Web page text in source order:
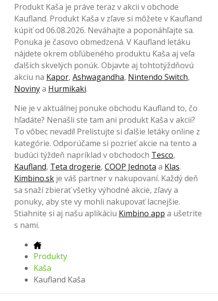
Produkt Kaša je práve teraz v akcii v obchode
Kaufland. Produkt Kaša v zľave si môžete v Kaufland
kúpiť od 06.08.2026. Neváhajte a poponáhľajte sa.
Ponuka je časovo obmedzená. V Kaufland letáku
nájdete okrem obľúbeného produktu Kaša aj veľa
ďalších skvelých ponúk. Objavte aj tohtotýždňovú
akciu na Kapor, Ashwagandha, Nintendo Switch,
Novinya Hurmikaki.
Nie je v aktuálnej ponuke obchodu Kaufland to, čo
hľadáte? Nenašli ste tam ani produkt Kaša v akcii?
To vôbec nevadí! Prelistujte si ďalšie letáky online z
kategórie. Odporúčame si pozrieť akcie na tento a
budúci týždeň napríklad v obchodoch Tesco,
Kaufland, Teta drogerie, COOP Jednota a Klas.
Kimbino.sk je váš partner v nakupovaní. Každý deň
sa snaží zbierať všetky výhodné akcie, zľavy a
ponuky, aby ste vy mohli nakupovať lacnejšie.
Stiahnite si aj našu aplikáciu Kimbino app a ušetrite
s nami.
Produkty
Kaša
Kaufland Kaša